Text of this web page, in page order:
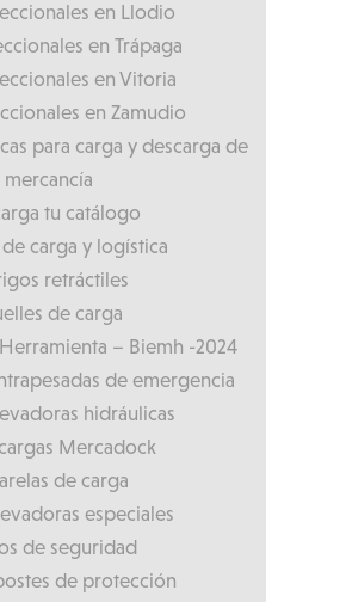
en Llodio
en Trápaga
en Vitoria
en Zamudio
para carga y descarga de
mercancía
tu catálogo
carga y logística
retráctiles
de carga
– Biemh -2024
de emergencia
hidráulicas
Mercadock
de carga
especiales
de seguridad
de protección